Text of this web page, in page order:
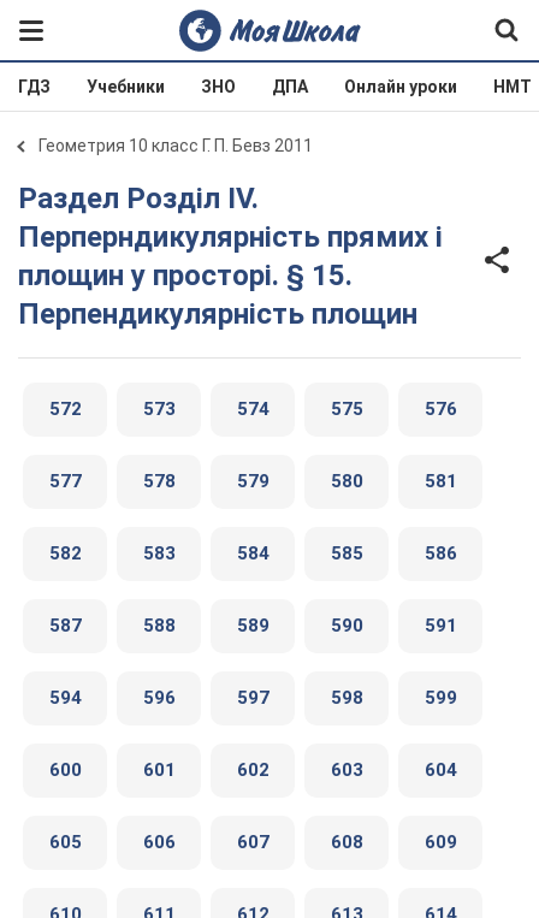
ГДЗ Учебники ЗНО ДПА Онлайн уроки НМТ
Геометрия 10 класс Г. П. Бевз 2011
Раздел Розділ IV.
Перперндикулярність прямих і
площин у просторі. § 15.
Перпендикулярність площин
572 573 574 575 576
577 578 579 580 581
582 583 584 585 586
587 588 589 590 591
594 596 597 598 599
600 601 602 603 604
605 606 607 608 609